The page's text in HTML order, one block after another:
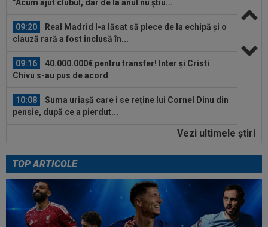
”Acum ajut clubul, dar de la anul nu știu...
09:20
Real Madrid l-a lăsat să plece de la echipă și o
clauză rară a fost inclusă în...
09:16
40.000.000€ pentru transfer! Inter și Cristi
Chivu s-au pus de acord
10:08
Suma uriașă care i se reține lui Cornel Dinu din
pensie, după ce a pierdut...
A venit anunțul cel mare: Vinicius Junior a spus
09:45
Mirel Rădoi și-a spus nemulțumirea de la
Gaziantep
09:38
Gigi Becali a lansat oferta: ”1,5 milioane de
euro”
Vezi ultimele ştiri
TOP ARTICOLE